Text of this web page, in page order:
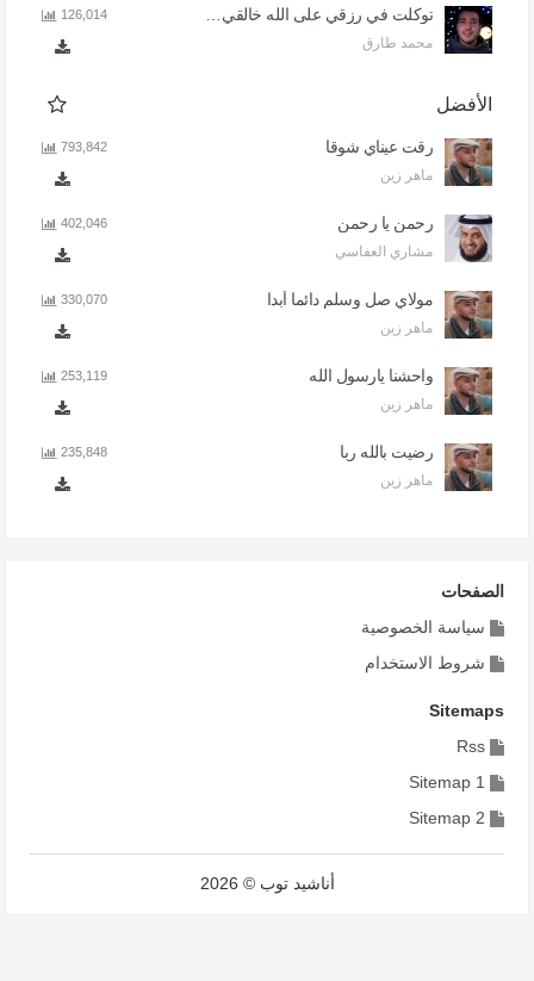
محمد طارق
126,014
الأفضل
رقت عيناي شوقا
ماهر زين
793,842
رحمن يا رحمن
مشاري العفاسي
402,046
مولاي صل وسلم دائما أبدا
ماهر زين
330,070
واحشنا يارسول الله
ماهر زين
253,119
رضيت بالله ربا
ماهر زين
235,848
الصفحات
سياسة الخصوصية
شروط الاستخدام
Sitemaps
Rss
Sitemap 1
Sitemap 2
أناشيد توب © 2026